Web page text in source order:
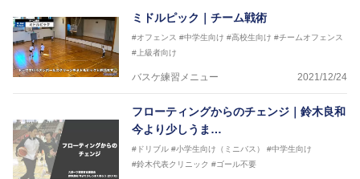
ミドルピック｜チーム戦術
#オフェンス #中学生向け #高校生向け #チームオフェンス
#上級者向け
バスケ練習メニュー 2021/12/24
フローティングからのチェンジ｜鈴木良和
今より少しうま…
#ドリブル #小学生向け（ミニバス）
#中学生向け
#鈴木代表クリニック #ゴール不要